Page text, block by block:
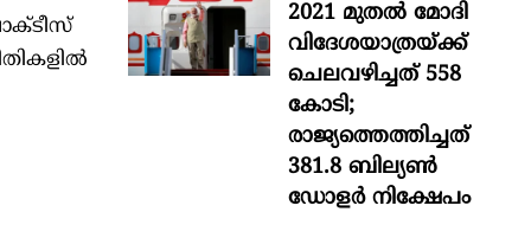
2021 മുതൽ മോദി
വിദേശയാത്രയ്ക്ക്
ചെലവഴിച്ചത് 558
കോടി;
രാജ്യത്തെത്തിച്ചത്
381.8 ബില്യൺ
ഡോളർ നിക്ഷേപം